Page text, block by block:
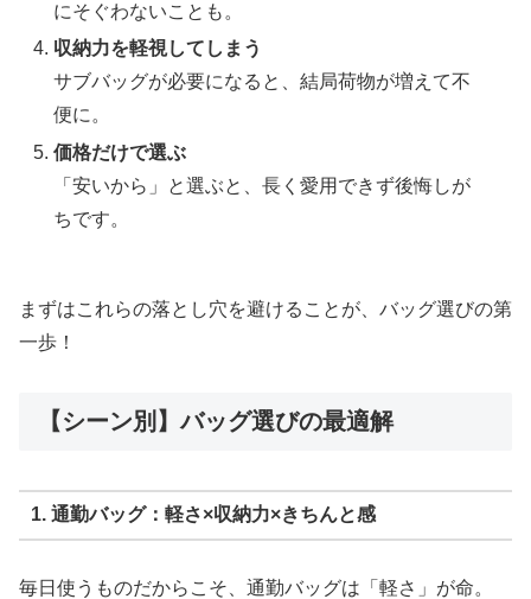
にそぐわないことも。
収納力を軽視してしまう
サブバッグが必要になると、結局荷物が増えて不
便に。
価格だけで選ぶ
「安いから」と選ぶと、長く愛用できず後悔しが
ちです。
まずはこれらの落とし穴を避けることが、バッグ選びの第
一歩！
【シーン別】バッグ選びの最適解
1. 通勤バッグ：軽さ×収納力×きちんと感
毎日使うものだからこそ、通勤バッグは「軽さ」が命。